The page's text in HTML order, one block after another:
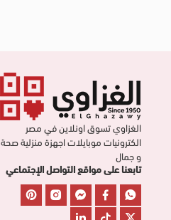
الغزاوي تسوق اونلاين في مصر
الكترونيات موبايلات اجهزة منزلية صحة
و جمال
تابعنا على مواقع التواصل الإجتماعي